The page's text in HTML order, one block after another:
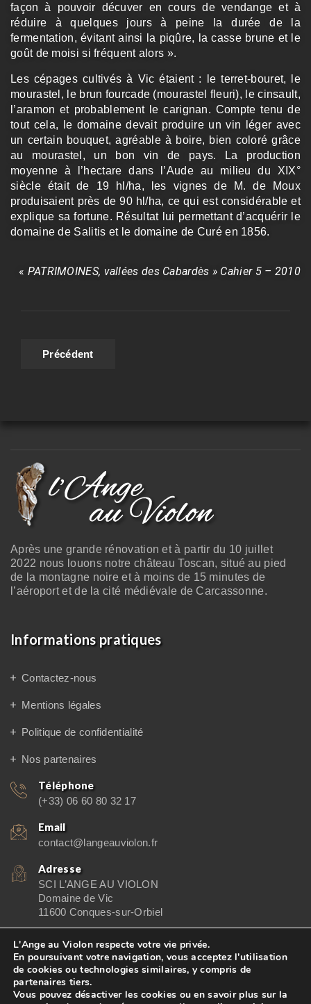
façon à pouvoir décuver en cours de vendange et à
réduire à quelques jours à peine la durée de la
fermentation, évitant ainsi la piqûre, la casse brune et le
goût de moisi si fréquent alors ».
Les cépages cultivés à Vic étaient : le terret-bouret, le
mourastel, le brun fourcade (mourastel fleuri), le cinsault,
l’aramon et probablement le carignan. Compte tenu de
tout cela, le domaine devait produire un vin léger avec
un certain bouquet, agréable à boire, bien coloré grâce
au mourastel, un bon vin de pays. La production
moyenne à l’hectare dans l’Aude au milieu du XIX°
siècle était de 19 hl/ha, les vignes de M. de Moux
produisaient près de 90 hl/ha, ce qui est considérable et
explique sa fortune. Résultat lui permettant d’acquérir le
domaine de Salitis et le domaine de Curé en 1856.
« PATRIMOINES, vallées des Cabardès » Cahier 5 – 2010
Précédent
Après une grande rénovation et à partir du 10 juillet
2022 nous louons notre château Toscan, situé au pied
de la montagne noire et à moins de 15 minutes de
l’aéroport et de la cité médiévale de Carcassonne.
Informations pratiques
Contactez-nous
Mentions légales
Politique de confidentialité
Nos partenaires
Téléphone
(+33) 06 60 80 32 17
Email
contact@langeauviolon.fr
Adresse
SCI L’ANGE AU VIOLON
Domaine de Vic
11600 Conques-sur-Orbiel
© 2026 L'Ange au Violon| Conçu et réalisé par
Kevengo
L'Ange au Violon respecte votre vie privée.
En poursuivant votre navigation, vous acceptez l'utilisation
de cookies ou technologies similaires, y compris de
partenaires tiers.
Vous pouvez désactiver les cookies ou en savoir plus sur la